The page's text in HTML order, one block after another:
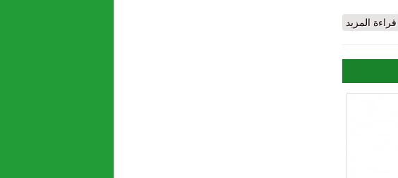
قراءة المزيد